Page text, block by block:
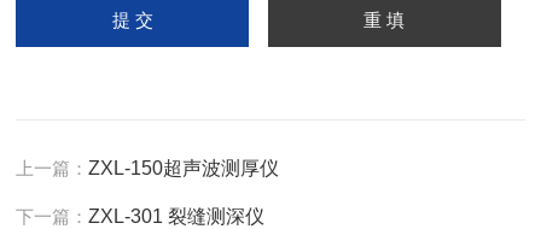
上一篇：ZXL-150超声波测厚仪
下一篇：ZXL-301 裂缝测深仪